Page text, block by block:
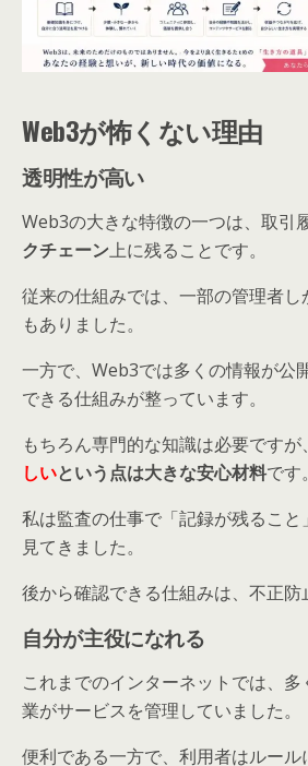
Web3が怖くない理由
透明性が高い
Web3の大きな特徴の一つは、取引
クチェーン上に残ることです。
従来の仕組みでは、一部の管理者し
もありました。
一方で、Web3では多くの情報が公
できる仕組みが整っています。
もちろん専門的な知識は必要ですが、
しいという点は大きな安心材料です。
私は監査の仕事で「記録が残ること
見てきました。
後から確認できる仕組みは、不正防
自分が主役になれる
これまでのインターネットでは、
業がサービスを管理していました。
便利である一方で、利用者はルール